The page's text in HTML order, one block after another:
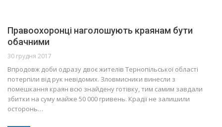
Правоохоронці наголошують краянам бути
обачними
30 грудня 2017
Впродовж доби одразу двоє жителів Тернопільської області
потерпіли від рук невідомих. Зловмисники винесли з
помешкання краян всю знайдену готівку, тим самим завдали
збитки на суму майже 50 000 гривень. Крадії не залишили
осторонь…